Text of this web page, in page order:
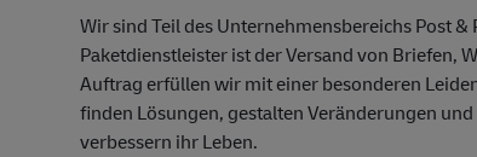
Wir sind Teil des Unternehmensbereichs Post
Paketdienstleister ist der Versand von Briefen,
Auftrag erfüllen wir mit einer besonderen
finden Lösungen, gestalten Veränderungen
verbessern ihr Leben.